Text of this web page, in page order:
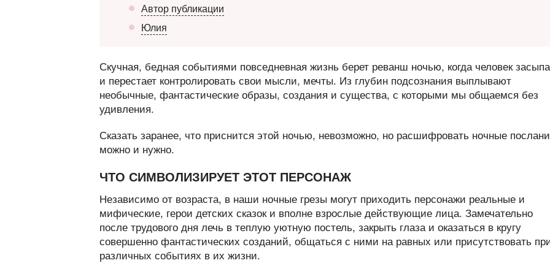
Автор публикации
Юлия
Скучная, бедная событиями повседневная жизнь берет реванш ночью, когда человек
и перестает контролировать свои мысли, мечты. Из глубин подсознания выплывают
необычные, фантастические образы, создания и существа, с которыми мы общаемся без
удивления.
Сказать заранее, что приснится этой ночью, невозможно, но расшифровать ночные
можно и нужно.
ЧТО СИМВОЛИЗИРУЕТ ЭТОТ ПЕРСОНАЖ
Независимо от возраста, в наши ночные грезы могут приходить персонажи реальные и
мифические, герои детских сказок и вполне взрослые действующие лица. Замечательно
после трудового дня лечь в теплую уютную постель, закрыть глаза и оказаться в кругу
совершенно фантастических созданий, общаться с ними на равных или присутствовать
различных событиях в их жизни.